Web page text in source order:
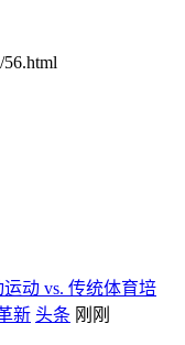
56.html
运动 vs. 传统体育培
新 头条 刚刚